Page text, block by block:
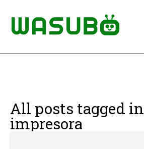
All posts tagged in
impresora